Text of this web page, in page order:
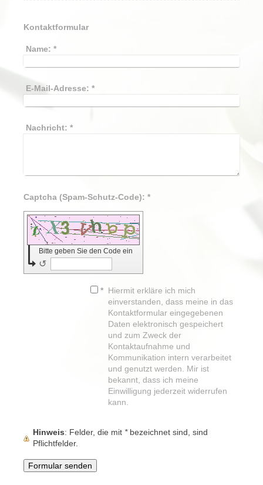
Kontaktformular
Name: *
E-Mail-Adresse: *
Nachricht: *
Captcha (Spam-Schutz-Code): *
Bitte geben Sie den Code ein
↺
* Hiermit erkläre ich mich
einverstanden, dass meine in das
Kontaktformular eingegebenen
Daten elektronisch gespeichert
und zum Zweck der
Kontaktaufnahme und
Kommunikation intern verarbeitet
und genutzt werden. Mir ist
bekannt, dass ich meine
Einwilligung jederzeit widerrufen
kann.
Hinweis : Felder, die mit *bezeichnet sind, sind
Pflichtfelder.